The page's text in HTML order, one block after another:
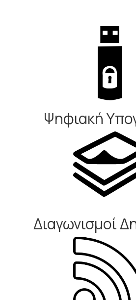
Ψηφιακή
Διαγωνισμοί